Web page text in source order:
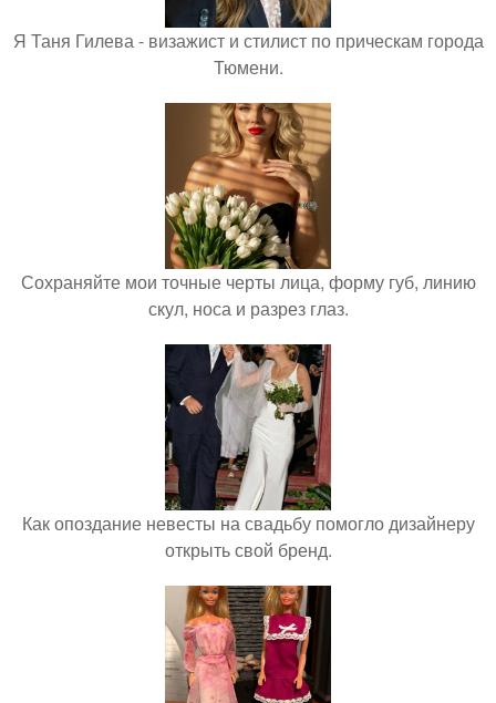
Я Таня Гилева - визажист и стилист по прическам города
Тюмени.
Сохраняйте мои точные черты лица, форму губ, линию
скул, носа и разрез глаз.
Как опоздание невесты на свадьбу помогло дизайнеру
открыть свой бренд.